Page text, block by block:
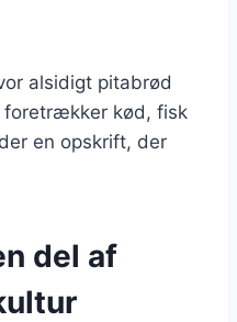
alsidigt pitabrød
kød, fisk
en opskrift, der
del af